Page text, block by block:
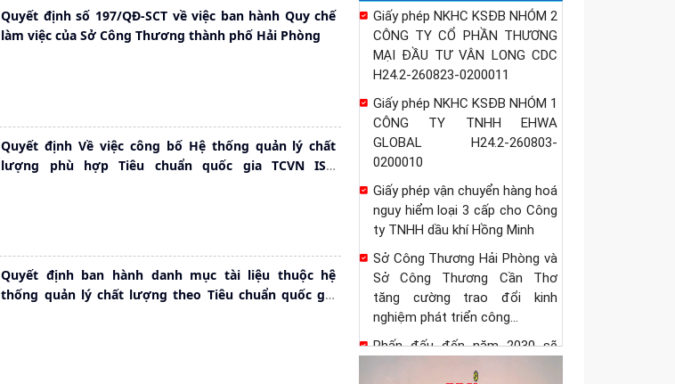
Quyết định số 197/QĐ-SCT về việc ban hành Quy chế
làm việc của Sở Công Thương thành phố Hải Phòng
Quyết định Về việc công bố Hệ thống quản lý chất
lượng phù hợp Tiêu chuẩn quốc gia TCVN ISO
Quyết định ban hành danh mục tài liệu thuộc hệ
thống quản lý chất lượng theo Tiêu chuẩn quốc gia
Giấy phép NKHC KSĐB NHÓM 2
CÔNG TY CỔ PHẦN THƯƠNG
MẠI ĐẦU TƯ VÂN LONG CDC
H24.2-260823-0200011
Giấy phép NKHC KSĐB NHÓM 1
CÔNG TY TNHH EHWA
GLOBAL H24.2-260803-
0200010
Giấy phép vận chuyển hàng hoá
nguy hiểm loại 3 cấp cho Công
ty TNHH dầu khí Hồng Minh
Sở Công Thương Hải Phòng và
Sở Công Thương Cần Thơ
tăng cường trao đổi kinh
nghiệm phát triển công...
Phấn đấu đến năm 2030 sẽ